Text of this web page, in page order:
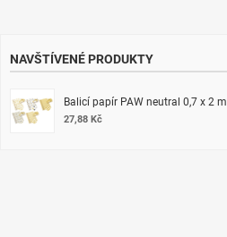
NAVŠTÍVENÉ PRODUKTY
Balicí papír PAW neutral 0,7 x 2 m
27,88 Kč